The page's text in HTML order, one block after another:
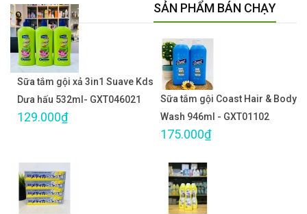
Sữa tắm gội xả 3in1 Suave Kds
Dưa hấu 532ml- GXT046021
129.000₫
SẢN PHẨM BÁN CHẠY
Sữa tắm gội Coast Hair & Body
Wash 946ml - GXT01102
175.000₫